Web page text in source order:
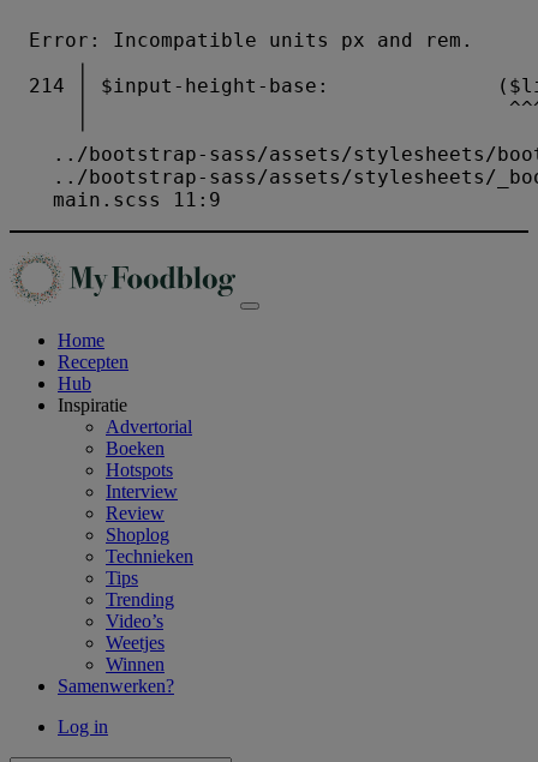
Home
Recepten
Hub
Inspiratie
Advertorial
Boeken
Hotspots
Interview
Review
Shoplog
Technieken
Tips
Trending
Video’s
Weetjes
Winnen
Samenwerken?
Log in